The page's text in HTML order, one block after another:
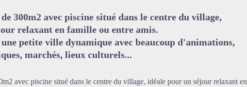
300m2 avec piscine situé dans le centre du village,
relaxant en famille ou entre amis.
petite ville dynamique avec beaucoup d'animations,
marchés, lieux culturels...
avec piscine situé dans le centre du village, idéale pour un séjour relaxant en